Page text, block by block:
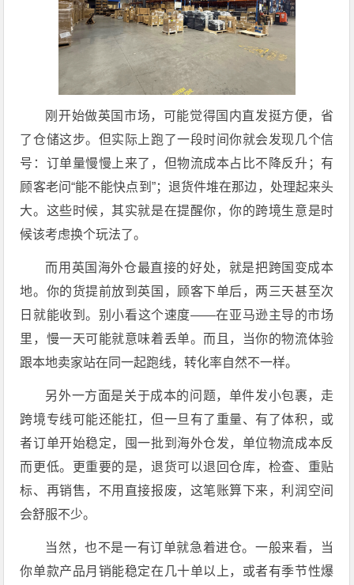
刚开始做英国市场，可能觉得国内直发挺方便，省
了仓储这步。但实际上跑了一段时间你就会发现几个信
号：订单量慢慢上来了，但物流成本占比不降反升；有
顾客老问“能不能快点到”；退货件堆在那边，处理起来头
大。这些时候，其实就是在提醒你，你的跨境生意是时
候该考虑换个玩法了。
而用英国海外仓最直接的好处，就是把跨国变成本
地。你的货提前放到英国，顾客下单后，两三天甚至次
日就能收到。别小看这个速度——在亚马逊主导的市场
里，慢一天可能就意味着丢单。而且，当你的物流体验
跟本地卖家站在同一起跑线，转化率自然不一样。
另外一方面是关于成本的问题，单件发小包裹，走
跨境专线可能还能扛，但一旦有了重量、有了体积，或
者订单开始稳定，囤一批到海外仓发，单位物流成本反
而更低。更重要的是，退货可以退回仓库，检查、重贴
标、再销售，不用直接报废，这笔账算下来，利润空间
会舒服不少。
当然，也不是一有订单就急着进仓。一般来看，当
你单款产品月销能稳定在几十单以上，或者有季节性爆